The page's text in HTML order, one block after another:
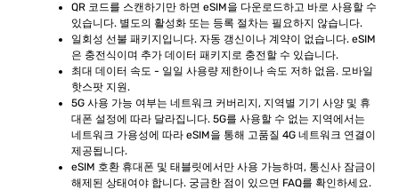
QR 코드를 스캔하기만 하면 eSIM을 다운로드하고 바로 사용할 수
있습니다. 별도의 활성화 또는 등록 절차는 필요하지 않습니다.
일회성 선불 패키지입니다. 자동 갱신이나 계약이 없습니다. eSIM
은 충전식이며 추가 데이터 패키지로 충전할 수 있습니다.
최대 데이터 속도 - 일일 사용량 제한이나 속도 저하 없음. 모바일
핫스팟 지원.
5G 사용 가능 여부는 네트워크 커버리지, 지역별 기기 사양 및 휴
대폰 설정에 따라 달라집니다. 5G를 사용할 수 없는 지역에서는
네트워크 가용성에 따라 eSIM을 통해 고품질 4G 네트워크 연결이
제공됩니다.
eSIM 호환 휴대폰 및 태블릿에서만 사용 가능하며, 통신사 잠금이
해제된 상태여야 합니다. 궁금한 점이 있으면 FAQ를 확인하세요.